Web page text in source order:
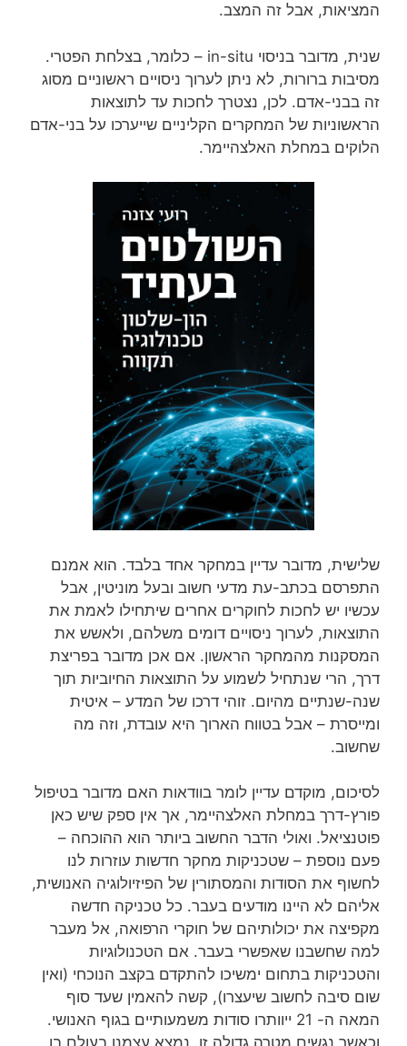
המציאות, אבל זה המצב.
שנית, מדובר בניסוי in-situ – כלומר, בצלחת הפטרי.
מסיבות ברורות, לא ניתן לערוך ניסויים ראשוניים מסוג
זה בבני-אדם. לכן, נצטרך לחכות עד לתוצאות
הראשוניות של המחקרים הקליניים שייערכו על בני-אדם
הלוקים במחלת האלצהיימר.
שלישית, מדובר עדיין במחקר אחד בלבד. הוא אמנם
התפרסם בכתב-עת מדעי חשוב ובעל מוניטין, אבל
עכשיו יש לחכות לחוקרים אחרים שיתחילו לאמת את
התוצאות, לערוך ניסויים דומים משלהם, ולאשש את
המסקנות מהמחקר הראשון. אם אכן מדובר בפריצת
דרך, הרי שנתחיל לשמוע על התוצאות החיוביות תוך
שנה-שנתיים מהיום. זוהי דרכו של המדע – איטית
ומייסרת – אבל בטווח הארוך היא עובדת, וזה מה
שחשוב.
לסיכום, מוקדם עדיין לומר בוודאות האם מדובר בטיפול
פורץ-דרך במחלת האלצהיימר, אך אין ספק שיש כאן
פוטנציאל. ואולי הדבר החשוב ביותר הוא ההוכחה –
פעם נוספת – שטכניקות מחקר חדשות עוזרות לנו
לחשוף את הסודות והמסתורין של הפיזיולוגיה האנושית,
אליהם לא היינו מודעים בעבר. כל טכניקה חדשה
מקפיצה את יכולותיהם של חוקרי הרפואה, אל מעבר
למה שחשבנו שאפשרי בעבר. אם הטכנולוגיות
והטכניקות בתחום ימשיכו להתקדם בקצב הנוכחי (ואין
שום סיבה לחשוב שיעצרו), קשה להאמין שעד סוף
המאה ה- 21 ייוותרו סודות משמעותיים בגוף האנושי.